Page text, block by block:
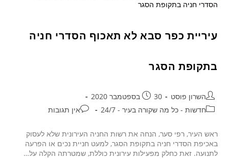
עיריית כפר סבא לא תאכוף הסדרי חניה
בתקופת הסגר
השרון פוסט
30 בספטמבר 2020
חדשות - כל מה שקורה בעיר - 24/7
אין תגובות
ראש העיר, רפי סער, הנחה את רשות החניה העירונית שלא לעסוק
באכיפת הסדרי חניה בתקופת הסגר, למעט חניית נכים או הפרעה
לתנועה. זאת כחלק מפעילות עירונית כוללת, שמטרתה הקלה על…